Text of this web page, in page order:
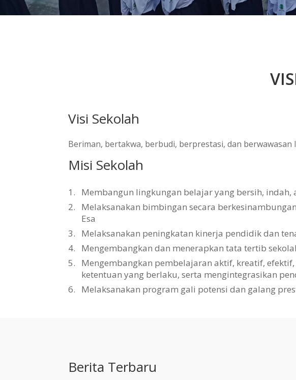
Visi Sekolah
Beriman, bertakwa, berbudi, berprestasi, dan berwawasan
Misi Sekolah
1.
Membangun lingkungan belajar yang bersih,
2.
Melaksanakan bimbingan secara
Esa
3.
Melaksanakan peningkatan kinerja pendidik dan
4.
Mengembangkan dan menerapkan tata tertib
5.
Mengembangkan pembelajaran aktif, kreatif,
ketentuan yang berlaku, serta mengintegrasikan
6.
Melaksanakan program gali potensi dan galang
Berita Terbaru